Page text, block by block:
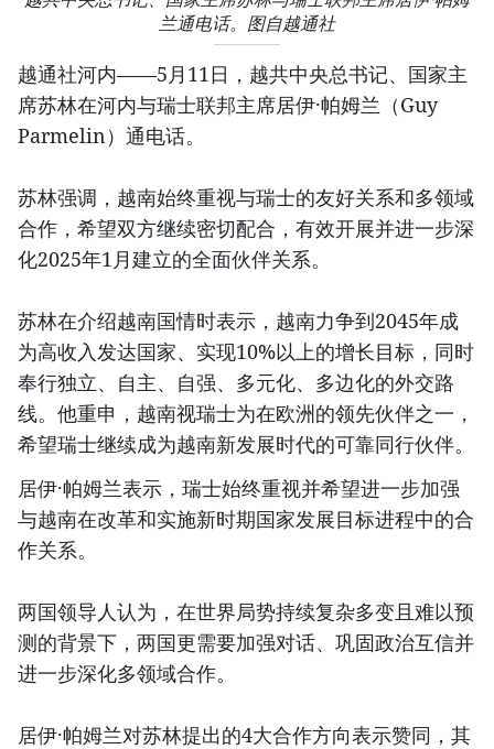
兰通电话。图自越通社
越通社河内——5月11日，越共中央总书记、国家主
席苏林在河内与瑞士联邦主席居伊·帕姆兰（Guy
Parmelin）通电话。
苏林强调，越南始终重视与瑞士的友好关系和多领域
合作，希望双方继续密切配合，有效开展并进一步深
化2025年1月建立的全面伙伴关系。
苏林在介绍越南国情时表示，越南力争到2045年成
为高收入发达国家、实现10%以上的增长目标，同时
奉行独立、自主、自强、多元化、多边化的外交路
线。他重申，越南视瑞士为在欧洲的领先伙伴之一，
希望瑞士继续成为越南新发展时代的可靠同行伙伴。
居伊·帕姆兰表示，瑞士始终重视并希望进一步加强
与越南在改革和实施新时期国家发展目标进程中的合
作关系。
两国领导人认为，在世界局势持续复杂多变且难以预
测的背景下，两国更需要加强对话、巩固政治互信并
进一步深化多领域合作。
居伊·帕姆兰对苏林提出的4大合作方向表示赞同，其